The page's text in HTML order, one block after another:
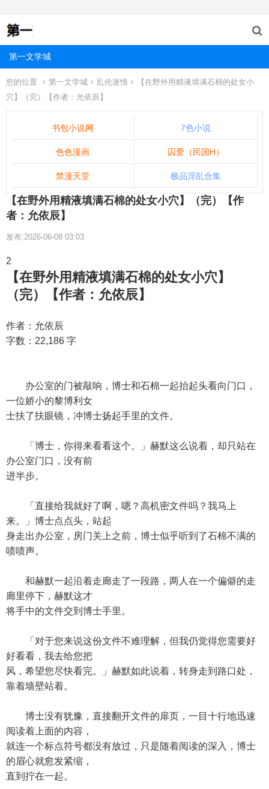
第一文学城
您的位置 第一文学城 乱伦迷情
【在野外用精液填满石棉的处女小
穴】（完）【作者：允依辰】
书包小说网 7色小说
色色漫画 囚爱（民国H）
禁漫天堂 极品淫乱合集
【在野外用精液填满石棉的处女小穴】（完）【作
者：允依辰】
发布:2026-06-08 03:03
2
【在野外用精液填满石棉的处女小穴】
（完）【作者：允依辰】
作者：允依辰
字数：22,186 字
办公室的门被敲响，博士和石棉一起抬起头看向门口，
一位娇小的黎博利女
士扶了扶眼镜，冲博士扬起手里的文件。
「博士，你得来看看这个。」赫默这么说着，却只站在
办公室门口，没有前
进半步。
「直接给我就好了啊，嗯？高机密文件吗？我马上
来。」博士点点头，站起
身走出办公室，房门关上之前，博士似乎听到了石棉不满的
啧啧声。
和赫默一起沿着走廊走了一段路，两人在一个偏僻的走
廊里停下，赫默这才
将手中的文件交到博士手里。
「对于您来说这份文件不难理解，但我仍觉得您需要好
好看看，我去给您把
风，希望您尽快看完。」赫默如此说着，转身走到路口处，
靠着墙壁站着。
博士没有犹豫，直接翻开文件的扉页，一目十行地迅速
阅读着上面的内容，
就连一个标点符号都没有放过，只是随着阅读的深入，博士
的眉心就愈发紧缩，
直到拧在一起。